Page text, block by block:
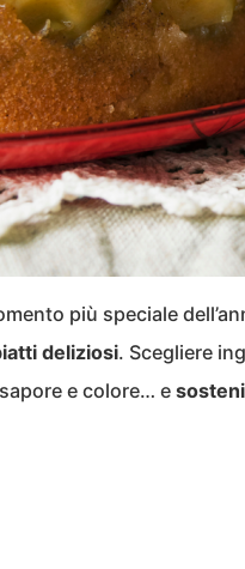
più speciale
deliziosi. Scegliere
e colore… e